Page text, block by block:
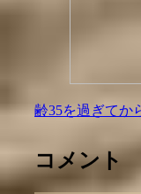
齢35を過ぎてか
コメント